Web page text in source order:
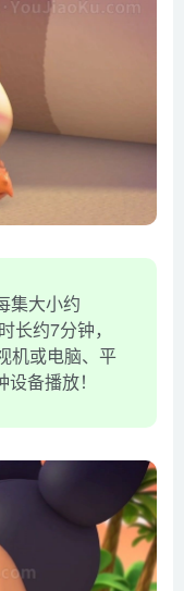
集大小约
长约7分钟，
机或电脑、平
备播放！